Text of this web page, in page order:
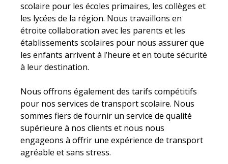
scolaire pour les écoles primaires, les collèges et
les lycées de la région. Nous travaillons en
étroite collaboration avec les parents et les
établissements scolaires pour nous assurer que
les enfants arrivent à l’heure et en toute sécurité
à leur destination.
Nous offrons également des tarifs compétitifs
pour nos services de transport scolaire. Nous
sommes fiers de fournir un service de qualité
supérieure à nos clients et nous nous
engageons à offrir une expérience de transport
agréable et sans stress.